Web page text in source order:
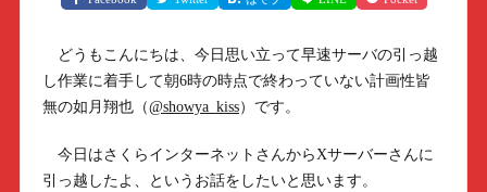
どうもこんにちは、今日思い立って早速サーバの引っ越
し作業に着手して朝6時の時点で終わっていない計画性皆
無の如月翔也（@showya_kiss）です。
今日はさくらインターネットさんからXサーバーさんに
引っ越したよ、というお話をしたいと思います。